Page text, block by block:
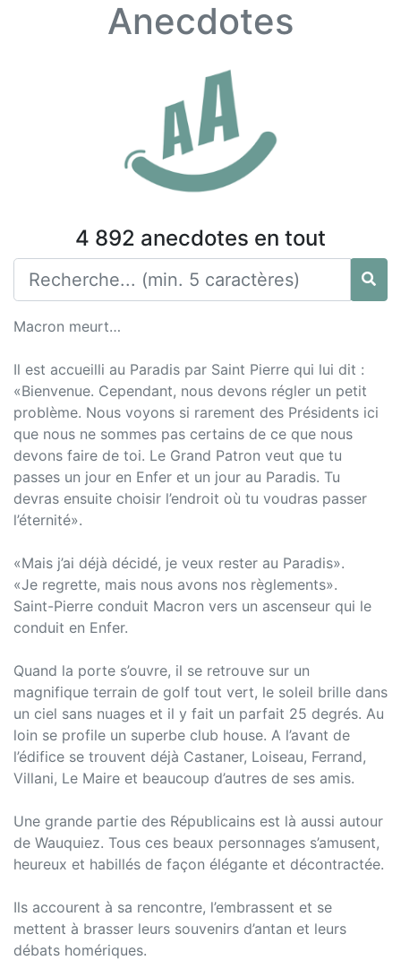
Anecdotes
4 892 anecdotes en tout
Macron meurt…
Il est accueilli au Paradis par Saint Pierre qui lui dit :
«Bienvenue. Cependant, nous devons régler un petit
problème. Nous voyons si rarement des Présidents ici
que nous ne sommes pas certains de ce que nous
devons faire de toi. Le Grand Patron veut que tu
passes un jour en Enfer et un jour au Paradis. Tu
devras ensuite choisir l’endroit où tu voudras passer
l’éternité».
«Mais j’ai déjà décidé, je veux rester au Paradis».
«Je regrette, mais nous avons nos règlements».
Saint-Pierre conduit Macron vers un ascenseur qui le
conduit en Enfer.
Quand la porte s’ouvre, il se retrouve sur un
magnifique terrain de golf tout vert, le soleil brille dans
un ciel sans nuages et il y fait un parfait 25 degrés. Au
loin se profile un superbe club house. A l’avant de
l’édifice se trouvent déjà Castaner, Loiseau, Ferrand,
Villani, Le Maire et beaucoup d’autres de ses amis.
Une grande partie des Républicains est là aussi autour
de Wauquiez. Tous ces beaux personnages s’amusent,
heureux et habillés de façon élégante et décontractée.
Ils accourent à sa rencontre, l’embrassent et se
mettent à brasser leurs souvenirs d’antan et leurs
débats homériques.